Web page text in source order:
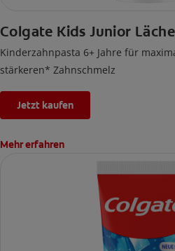
Colgate Kids Junior
Kinderzahnpasta 6+ Jahre für
stärkeren* Zahnschmelz
Jetzt kaufen
Mehr erfahren